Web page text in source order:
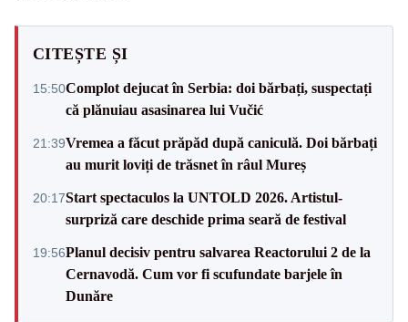
CITEȘTE ȘI
15:50Complot dejucat în Serbia: doi bărbați, suspectați
că plănuiau asasinarea lui Vučić
21:39Vremea a făcut prăpăd după caniculă. Doi bărbați
au murit loviți de trăsnet în râul Mureș
20:17Start spectaculos la UNTOLD 2026. Artistul-
surpriză care deschide prima seară de festival
19:56Planul decisiv pentru salvarea Reactorului 2 de la
Cernavodă. Cum vor fi scufundate barjele în
Dunăre